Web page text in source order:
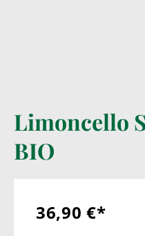
Limoncello
BIO
36,90 €*